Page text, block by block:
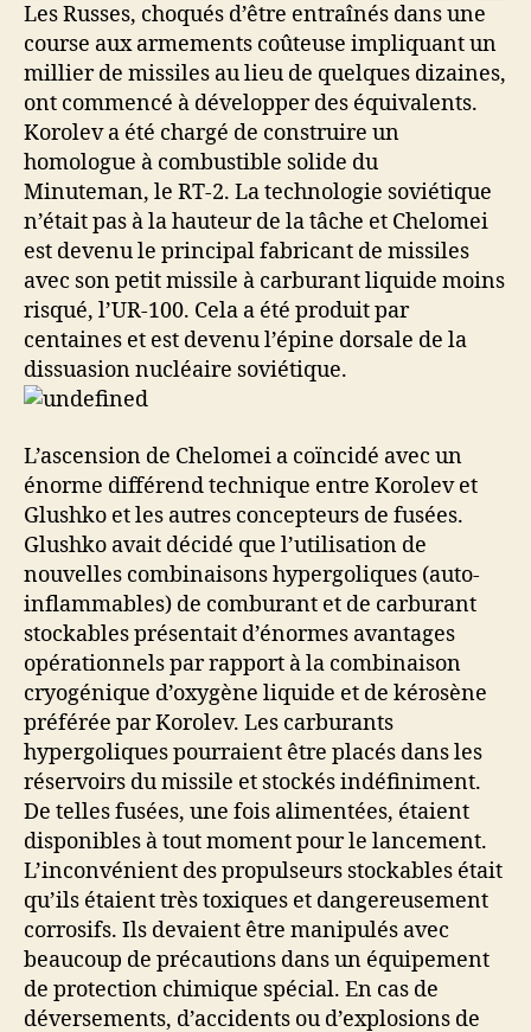
Les Russes, choqués d’être entraînés dans une
course aux armements coûteuse impliquant un
millier de missiles au lieu de quelques dizaines,
ont commencé à développer des équivalents.
Korolev a été chargé de construire un
homologue à combustible solide du
Minuteman, le RT-2. La technologie soviétique
n’était pas à la hauteur de la tâche et Chelomei
est devenu le principal fabricant de missiles
avec son petit missile à carburant liquide moins
risqué, l’UR-100. Cela a été produit par
centaines et est devenu l’épine dorsale de la
dissuasion nucléaire soviétique.
L’ascension de Chelomei a coïncidé avec un
énorme différend technique entre Korolev et
Glushko et les autres concepteurs de fusées.
Glushko avait décidé que l’utilisation de
nouvelles combinaisons hypergoliques (auto-
inflammables) de comburant et de carburant
stockables présentait d’énormes avantages
opérationnels par rapport à la combinaison
cryogénique d’oxygène liquide et de kérosène
préférée par Korolev. Les carburants
hypergoliques pourraient être placés dans les
réservoirs du missile et stockés indéfiniment.
De telles fusées, une fois alimentées, étaient
disponibles à tout moment pour le lancement.
L’inconvénient des propulseurs stockables était
qu’ils étaient très toxiques et dangereusement
corrosifs. Ils devaient être manipulés avec
beaucoup de précautions dans un équipement
de protection chimique spécial. En cas de
déversements, d’accidents ou d’explosions de